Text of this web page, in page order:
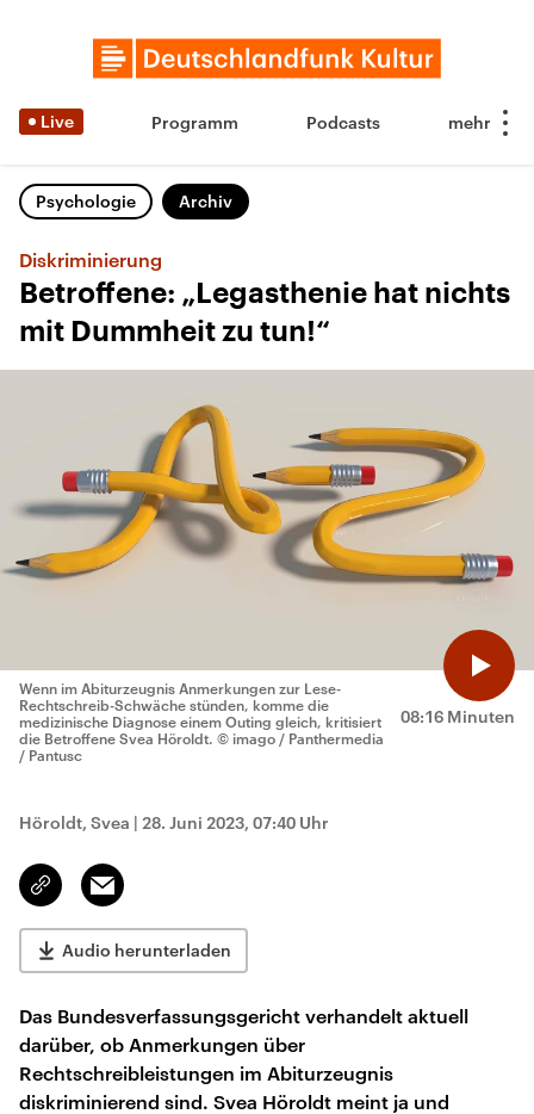
Live Programm Podcasts
Psychologie Archiv
Diskriminierung
Betroffene: „Legasthenie hat nichts
mit Dummheit zu tun!“
08:16 Minuten
Wenn im Abiturzeugnis Anmerkungen zur Lese-
Rechtschreib-Schwäche stünden, komme die
medizinische Diagnose einem Outing gleich, kritisiert
die Betroffene Svea Höroldt. © imago / Panthermedia
/ Pantusc
Höroldt, Svea | 28. Juni 2023, 07:40 Uhr
Link
kopieren/teilen
Email
Audio herunterladen
Das Bundesverfassungsgericht verhandelt aktuell
darüber, ob Anmerkungen über
Rechtschreibleistungen im Abiturzeugnis
diskriminierend sind. Svea Höroldt meint ja und